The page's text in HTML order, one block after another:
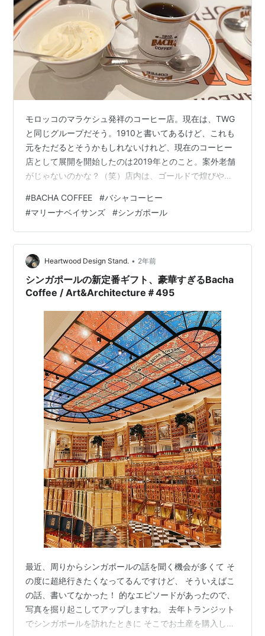
モロッコのマラケシュ発祥のコーヒー店。現在は、TWG
と同じグループだそう。1910と書いてあるけど、これも
元をただるとそうかもしれないけれど、現在のコーヒー
店として展開を開始したのは2019年とのこと。案外老舗
がじゃないのかな？（笑）店内は、ゴールドで煌びやか
となく高級感を醸し出す。 ゴールドのポットでコーヒー
を注いでくれるのもなかなか良いね。 コーヒーとたっぷ
りとクリームも提供された。僕は、ブラック好きなの
で、そのままいただいた。 コーヒーだけじゃなく、食事
も充実。ステーキ、とっても美味しかった。 レモンタル
トも美味しかったぁ。スタッフの一押…
#BACHA COFFEE #バシャコーヒー
#マリーナベイサンズ #シンガポール
Heartwood Design Stand. • 2年前
シンガポールの新定番ギフト、豪華すぎるBacha
Coffee / Art&Architecture＃495
最近、周りからシンガポールの話を聞く機会が多くて そ
の度に超絶行きたくなってるんですけど、 そういえばこ
の話、書いてなかった！ 的なエピソードがあったので、
写真を掘り起こしてアップしますね。 去年トランジット
でシンガポールを訪れたときに そこでお土産を購入して